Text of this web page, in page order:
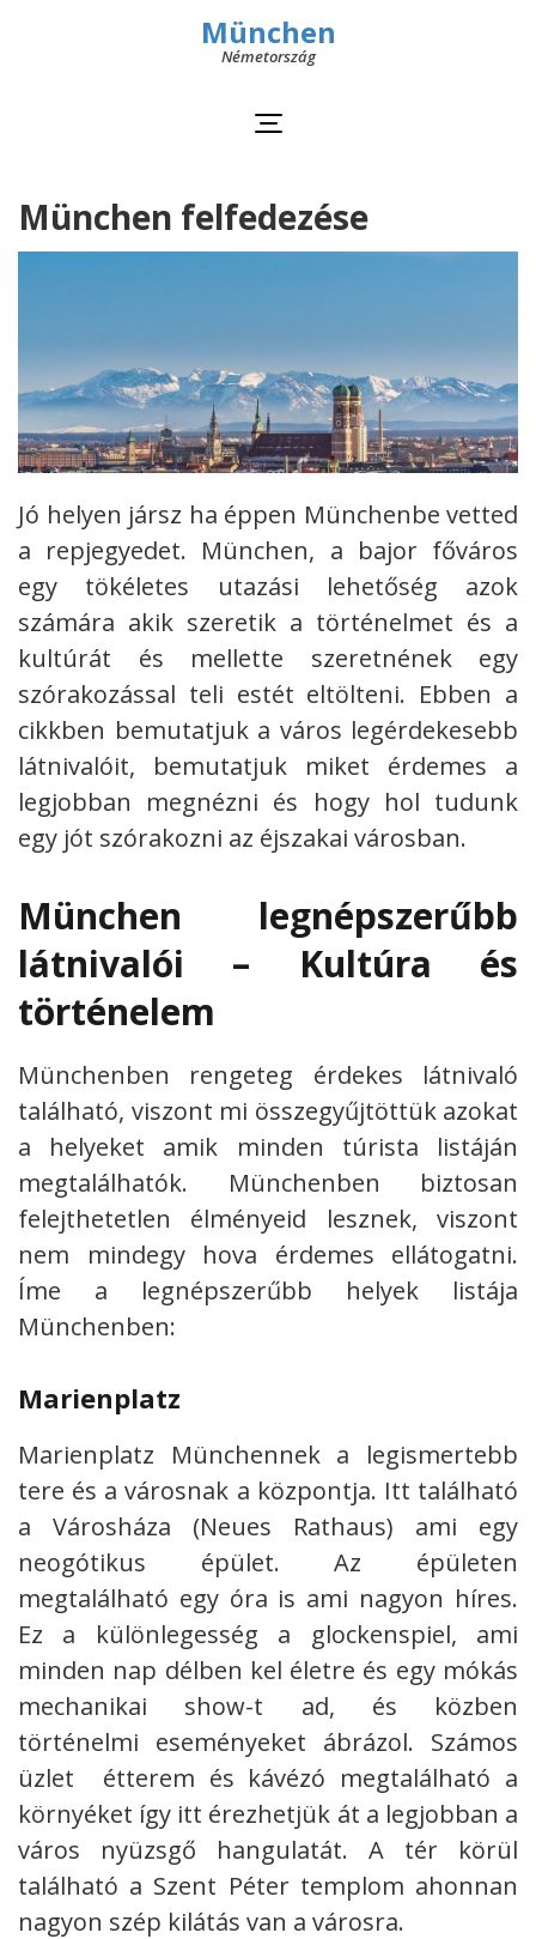
München
Németország
München felfedezése
Jó helyen jársz ha éppen Münchenbe vetted
a repjegyedet. München, a bajor főváros
egy tökéletes utazási lehetőség azok
számára akik szeretik a történelmet és a
kultúrát és mellette szeretnének egy
szórakozással teli estét eltölteni. Ebben a
cikkben bemutatjuk a város legérdekesebb
látnivalóit, bemutatjuk miket érdemes a
legjobban megnézni és hogy hol tudunk
egy jót szórakozni az éjszakai városban.
München legnépszerűbb
látnivalói – Kultúra és
történelem
Münchenben rengeteg érdekes látnivaló
található, viszont mi összegyűjtöttük azokat
a helyeket amik minden túrista listáján
megtalálhatók. Münchenben biztosan
felejthetetlen élményeid lesznek, viszont
nem mindegy hova érdemes ellátogatni.
Íme a legnépszerűbb helyek listája
Münchenben:
Marienplatz
Marienplatz Münchennek a legismertebb
tere és a városnak a központja. Itt található
a Városháza (Neues Rathaus) ami egy
neogótikus épület. Az épületen
megtalálható egy óra is ami nagyon híres.
Ez a különlegesség a glockenspiel, ami
minden nap délben kel életre és egy mókás
mechanikai show-t ad, és közben
történelmi eseményeket ábrázol. Számos
üzlet étterem és kávézó megtalálható a
környéket így itt érezhetjük át a legjobban a
város nyüzsgő hangulatát. A tér körül
található a Szent Péter templom ahonnan
nagyon szép kilátás van a városra.